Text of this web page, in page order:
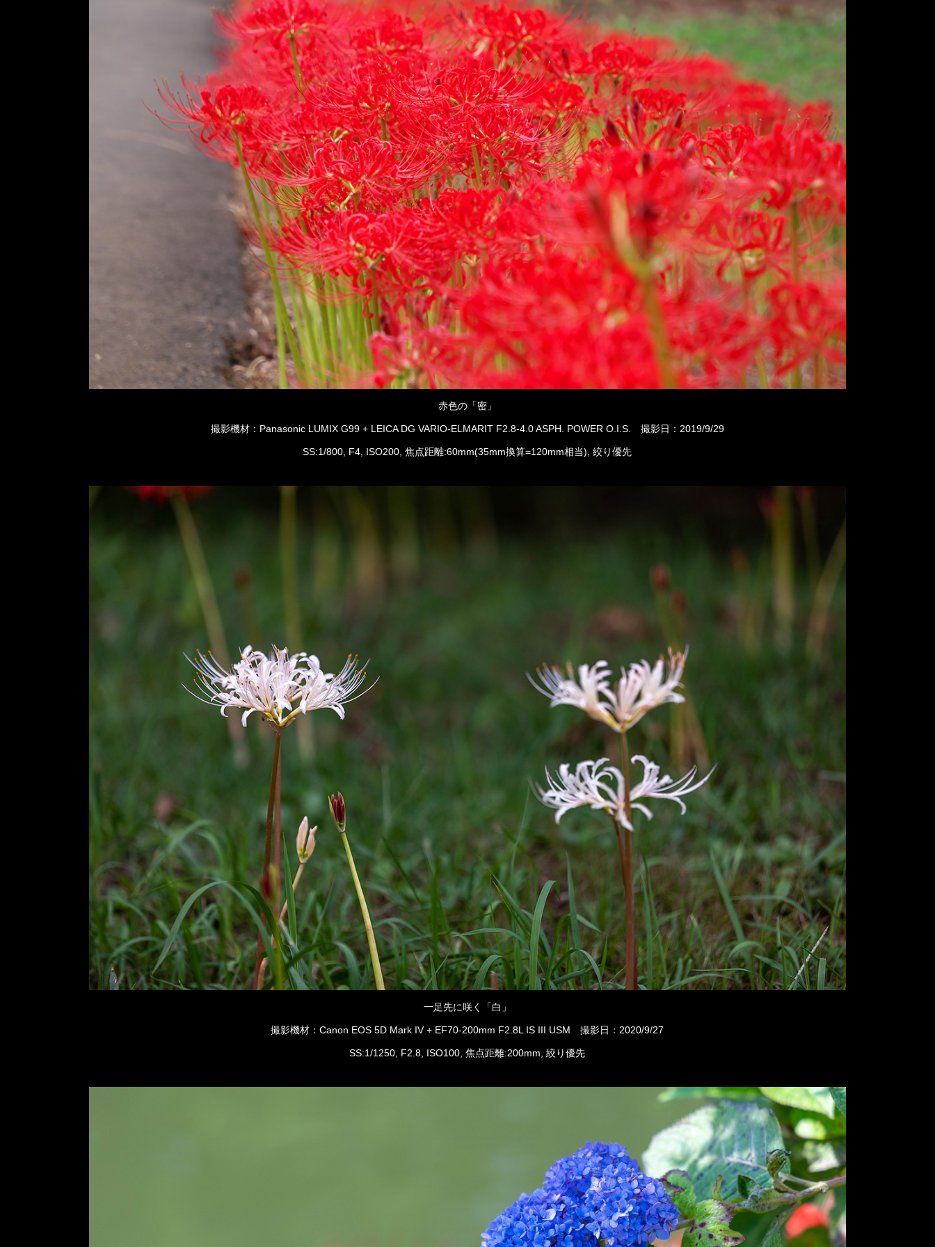
赤色の「密」
撮影機材：Panasonic LUMIX G99 + LEICA DG VARIO-ELMARIT F2.8-4.0 ASPH. POWER O.I.S. 撮影日：2019/9/29
SS:1/800, F4, ISO200, 焦点距離:60mm(35mm換算=120mm相当), 絞り優先
一足先に咲く「白」
撮影機材：Canon EOS 5D Mark IV + EF70-200mm F2.8L IS III USM 撮影日：2020/9/27
SS:1/1250, F2.8, ISO100, 焦点距離:200mm, 絞り優先